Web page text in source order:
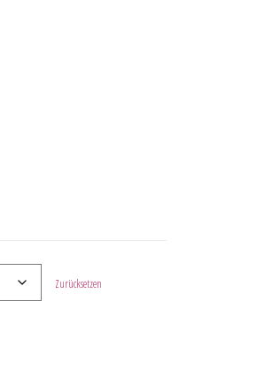
Zurücksetzen